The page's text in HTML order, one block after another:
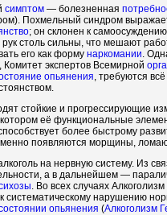
симптом — болезненная
Похмельный синдром
; он склонен к
столь сильны, что мешают
его как форму наркомании.
экспертов Всемирной
опьянения, требуются всё
стойкие и прогрессирующие
её функциональные
более быстрому
появляются морщины,
на нервную систему. Из
а в дальнейшем —
. Во всех случаях
нарушению
опьянения (Алкоголизм